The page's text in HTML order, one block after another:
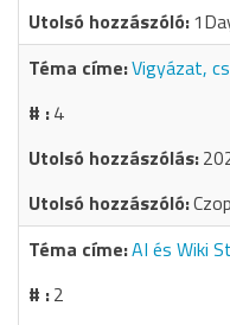
Vigyázat,
4
AI és Wiki
2